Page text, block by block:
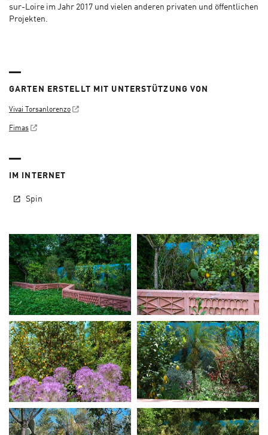
sur-Loire im Jahr 2017 und vielen anderen privaten und öffentlichen
Projekten.
GARTEN ERSTELLT MIT UNTERSTÜTZUNG VON
Vivai Torsanlorenzo
Fimas
IM INTERNET
Spin